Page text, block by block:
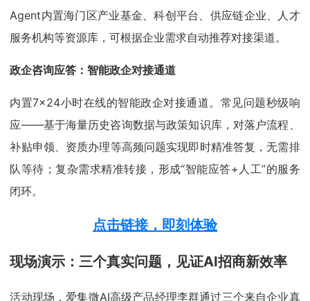
Agent内置海门区产业基金、科创平台、供应链企业、人才
服务机构等资源库，可根据企业需求自动推荐对接渠道。
政企咨询应答：智能政企对接通道
内置7×24小时在线的智能政企对接通道。常见问题秒级响
应——基于海量历史咨询数据与政策知识库，对落户流程、
补贴申领、资质办理等高频问题实现即时精准答复，无需排
队等待；复杂需求精准转接，形成“智能应答+人工”的服务
闭环。
点击链接， 即刻体验
现场演示：三个真实问题，见证AI招商新效率
活动现场，爱集微AI高级产品经理李群通过三个来自企业真